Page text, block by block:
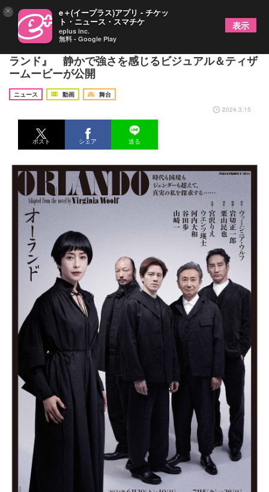
宮沢りえら出演のPARCO PRODUCE 2024『オー
ランド』 静かで強さを感じるビジュアル＆ティザ
ームービーが公開
ニュース 動画
舞台
2024.3.15
ポスト シェア 送る
× e＋(イープラス)アプリ - チケッ
ト・ニュース・スマチケ
eplus inc.
無料 - Google Play
表示